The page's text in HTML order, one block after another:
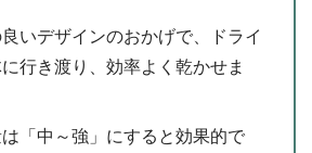
いデザインのおかげで、ドライ
行き渡り、効率よく乾かせま
「中～強」にすると効果的で